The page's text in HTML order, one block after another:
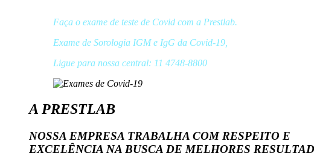
Faça o exame de teste de Covid com a Prestlab.
Exame de Sorologia IGM e IgG da Covid-19,
Ligue para nossa central: 11 4748-8800
A PRESTLAB
NOSSA EMPRESA TRABALHA COM RESPEITO E
EXCELÊNCIA NA BUSCA DE MELHORES